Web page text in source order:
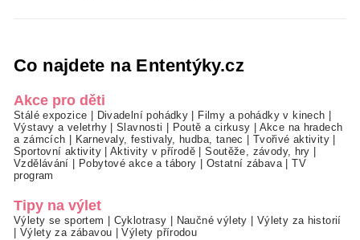
Co najdete na Ententýky.cz
Akce pro děti
Stálé expozice Divadelní pohádky Filmy a pohádky v kinech
Výstavy a veletrhy|Slavnosti Poutě a cirkusy
Akce na hradech
a zámcích
Karnevaly, festivaly, hudba, tanec Tvořivé aktivity
Sportovní aktivity|Aktivity v přírodě |Soutěže, závody, hry
Vzdělávání
Pobytové akce a tábory Ostatní zábava|TV
program
Tipy na výlet
Výlety se sportem Cyklotrasy Naučné výlety
Výlety za historií
Výlety za zábavou |Výlety přírodou